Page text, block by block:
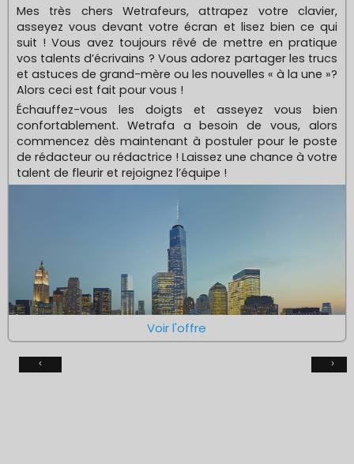
Mes très chers Wetrafeurs, attrapez votre clavier,
asseyez vous devant votre écran et lisez bien ce qui
suit ! Vous avez toujours rêvé de mettre en pratique
vos talents d’écrivains ? Vous adorez partager les trucs
et astuces de grand-mère ou les nouvelles « à la une »?
Alors ceci est fait pour vous !
Échauffez-vous les doigts et asseyez vous bien
confortablement. Wetrafa a besoin de vous, alors
commencez dès maintenant à postuler pour le poste
de rédacteur ou rédactrice ! Laissez une chance à votre
talent de fleurir et rejoignez l’équipe !
Voir l'offre
‹ ›